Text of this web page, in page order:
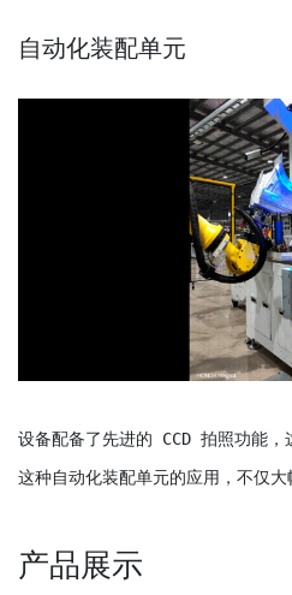
自动化装配单元
设备配备了先进的 CCD 拍照功能
产品展示